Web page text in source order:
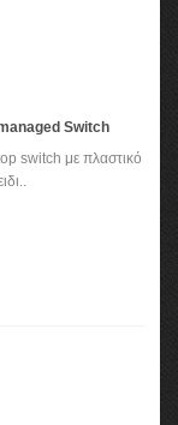
Switch
switch με πλαστικό